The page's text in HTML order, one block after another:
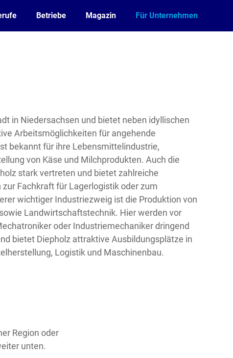
Betriebe Magazin Für Unternehmen
in Niedersachsen und bietet neben idyllischen
Arbeitsmöglichkeiten für angehende
bekannt für ihre Lebensmittelindustrie,
von Käse und Milchprodukten. Auch die
stark vertreten und bietet zahlreiche
Fachkraft für Lagerlogistik oder zum
wichtiger Industriezweig ist die Produktion von
Landwirtschaftstechnik. Hier werden vor
oder Industriemechaniker dringend
bietet Diepholz attraktive Ausbildungsplätze in
Logistik und Maschinenbau.
Region oder
unten.